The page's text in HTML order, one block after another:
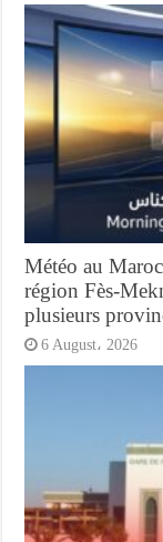
Météo au
région Fès-
plusieurs
6 August، 2026